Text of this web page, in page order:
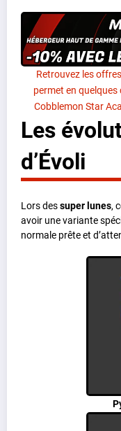
Retrouvez les
permet en
Cobblemon Star
Les
d’Évoli
Lors dessuper lunes,
avoir une variante
normale prête et